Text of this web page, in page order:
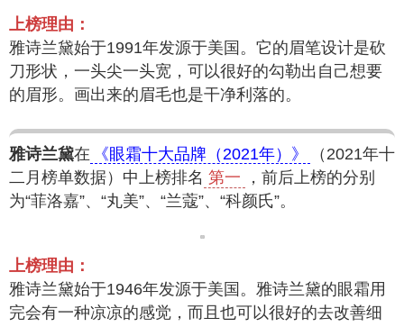
上榜理由：
雅诗兰黛始于1991年发源于美国。它的眉笔设计是砍
刀形状，一头尖一头宽，可以很好的勾勒出自己想要
的眉形。画出来的眉毛也是干净利落的。
雅诗兰黛在 《眼霜十大品牌（2021年）》
（2021年十
二月榜单数据）中上榜排名 第一
，前后上榜的分别
为“菲洛嘉”、“丸美”、“兰蔻”、“科颜氏”。
上榜理由：
雅诗兰黛始于1946年发源于美国。雅诗兰黛的眼霜用
完会有一种凉凉的感觉，而且也可以很好的去改善细